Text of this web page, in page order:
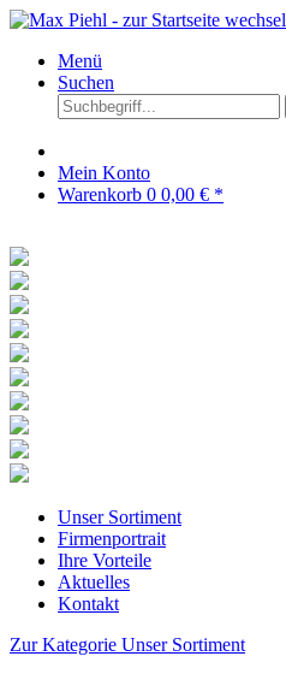
Menü
Suchen
Mein Konto
Warenkorb 0 0,00 € *
Unser Sortiment
Firmenportrait
Ihre Vorteile
Aktuelles
Kontakt
Zur Kategorie Unser Sortiment